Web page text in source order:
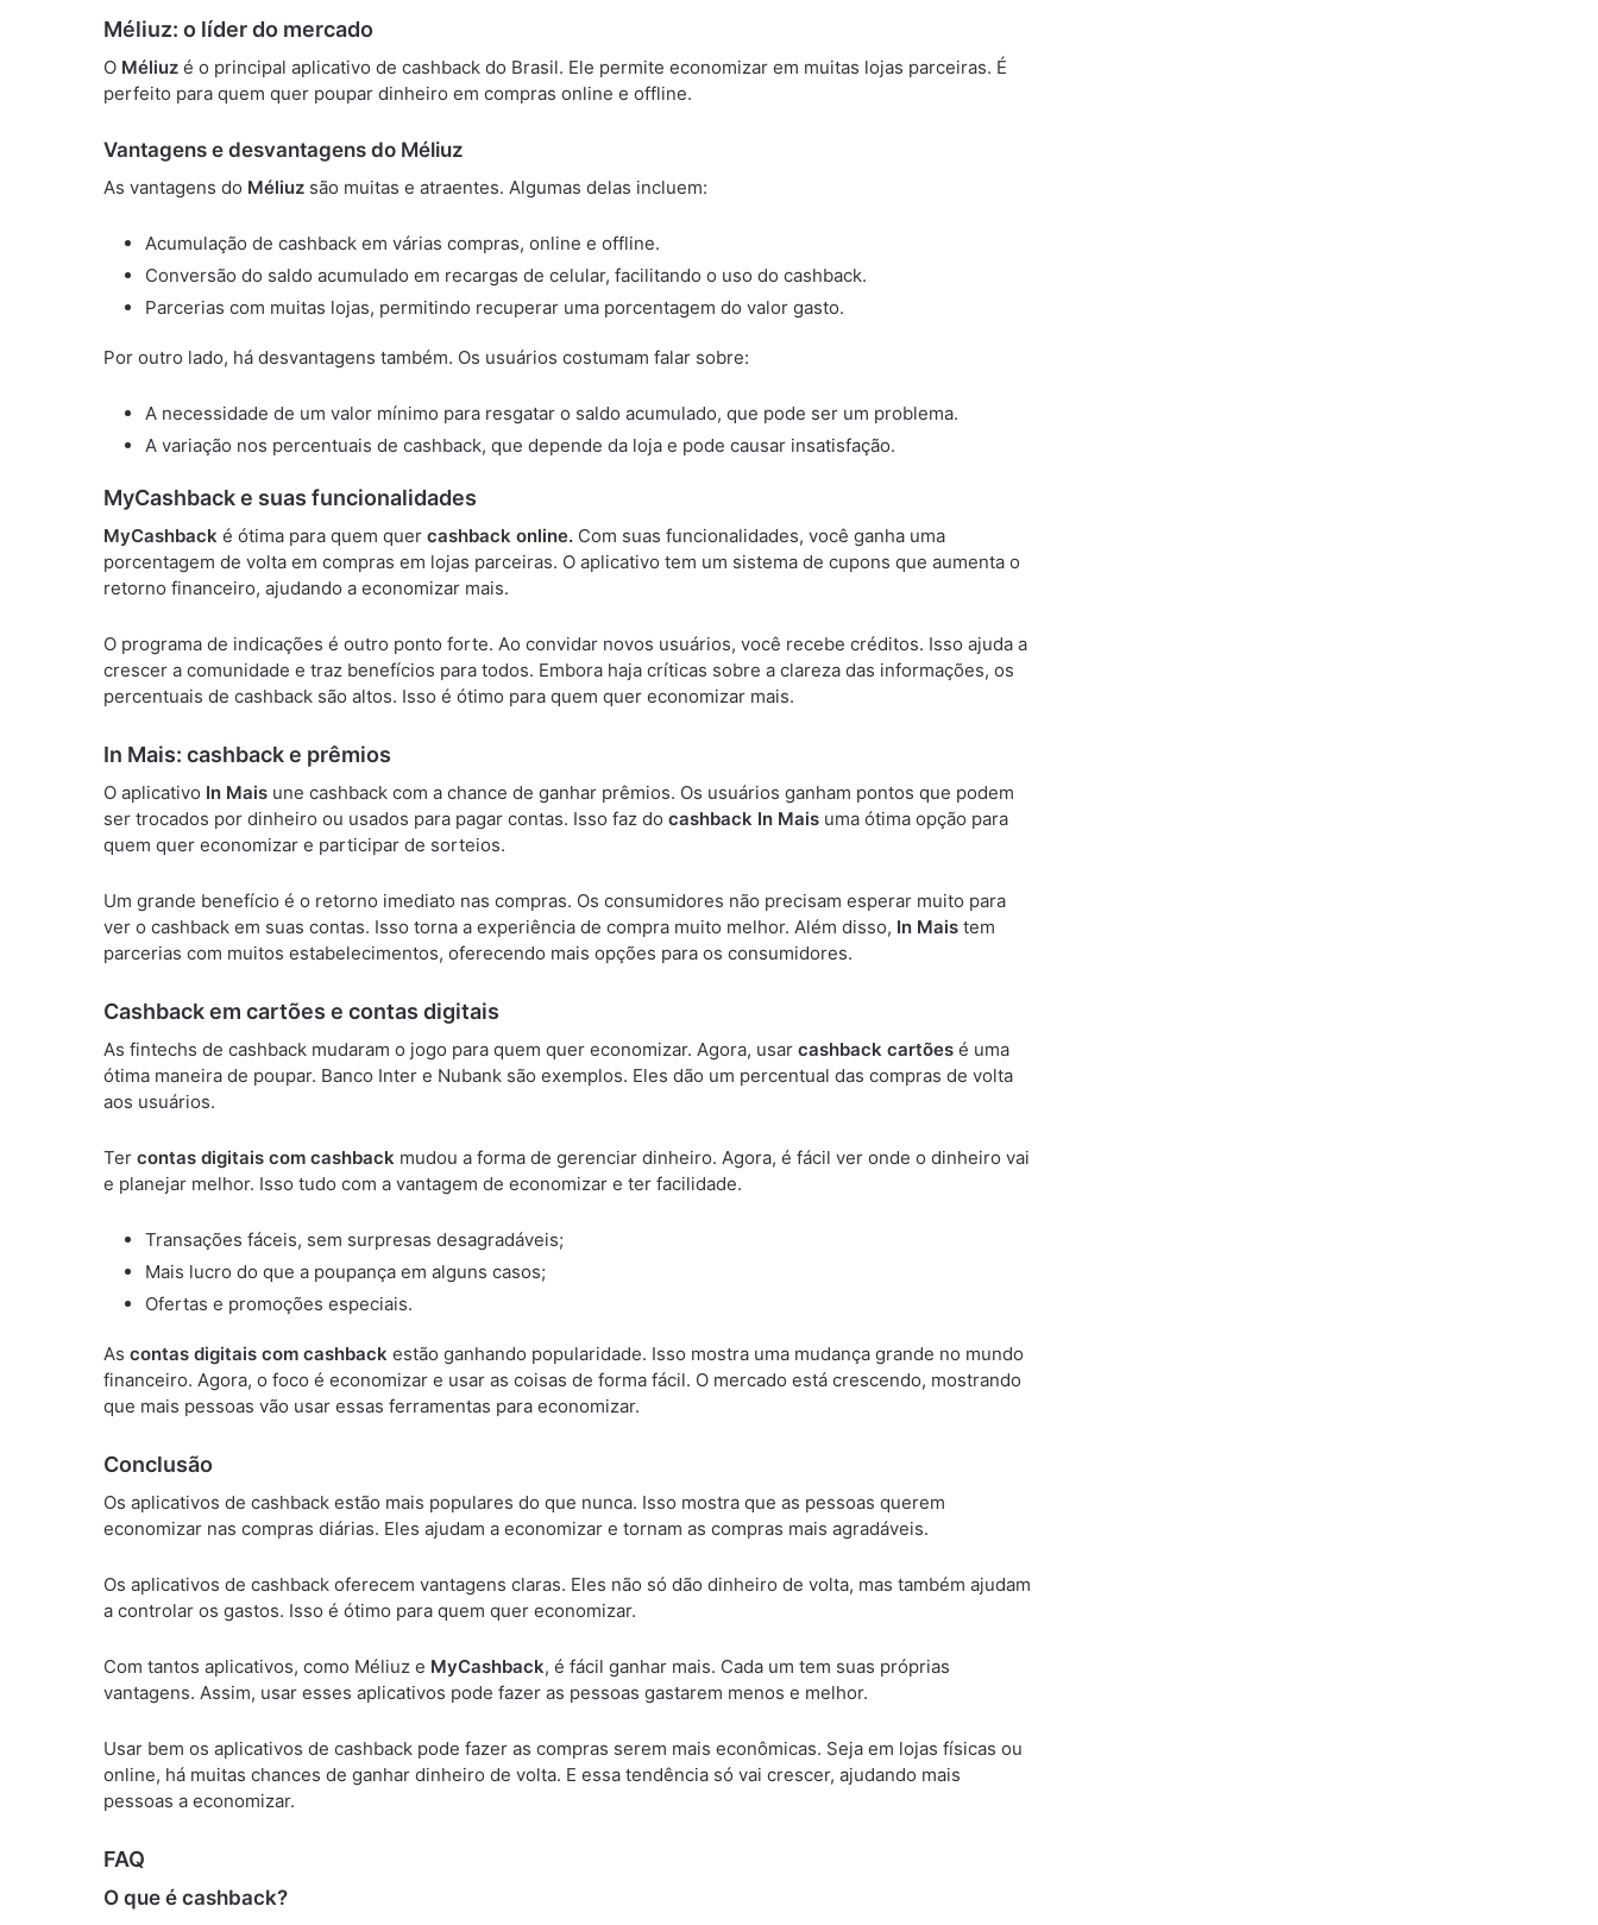
Méliuz: o líder do mercado
O Méliuz é o principal aplicativo de cashback do Brasil. Ele permite economizar em muitas lojas parceiras. É
perfeito para quem quer poupar dinheiro em compras online e offline.
Vantagens e desvantagens do Méliuz
As vantagens do Méliuz são muitas e atraentes. Algumas delas incluem:
Acumulação de cashback em várias compras, online e offline.
Conversão do saldo acumulado em recargas de celular, facilitando o uso do cashback.
Parcerias com muitas lojas, permitindo recuperar uma porcentagem do valor gasto.
Por outro lado, há desvantagens também. Os usuários costumam falar sobre:
A necessidade de um valor mínimo para resgatar o saldo acumulado, que pode ser um problema.
A variação nos percentuais de cashback, que depende da loja e pode causar insatisfação.
MyCashback e suas funcionalidades
MyCashback é ótima para quem quer cashback online. Com suas funcionalidades, você ganha uma
porcentagem de volta em compras em lojas parceiras. O aplicativo tem um sistema de cupons que aumenta o
retorno financeiro, ajudando a economizar mais.
O programa de indicações é outro ponto forte. Ao convidar novos usuários, você recebe créditos. Isso ajuda a
crescer a comunidade e traz benefícios para todos. Embora haja críticas sobre a clareza das informações, os
percentuais de cashback são altos. Isso é ótimo para quem quer economizar mais.
In Mais: cashback e prêmios
O aplicativo In Mais une cashback com a chance de ganhar prêmios. Os usuários ganham pontos que podem
ser trocados por dinheiro ou usados para pagar contas. Isso faz do cashback In Mais uma ótima opção para
quem quer economizar e participar de sorteios.
Um grande benefício é o retorno imediato nas compras. Os consumidores não precisam esperar muito para
ver o cashback em suas contas. Isso torna a experiência de compra muito melhor. Além disso, In Mais tem
parcerias com muitos estabelecimentos, oferecendo mais opções para os consumidores.
Cashback em cartões e contas digitais
As fintechs de cashback mudaram o jogo para quem quer economizar. Agora, usar cashback cartões é uma
ótima maneira de poupar. Banco Inter e Nubank são exemplos. Eles dão um percentual das compras de volta
aos usuários.
Ter contas digitais com cashback mudou a forma de gerenciar dinheiro. Agora, é fácil ver onde o dinheiro vai
e planejar melhor. Isso tudo com a vantagem de economizar e ter facilidade.
Transações fáceis, sem surpresas desagradáveis;
Mais lucro do que a poupança em alguns casos;
Ofertas e promoções especiais.
As contas digitais com cashback estão ganhando popularidade. Isso mostra uma mudança grande no mundo
financeiro. Agora, o foco é economizar e usar as coisas de forma fácil. O mercado está crescendo, mostrando
que mais pessoas vão usar essas ferramentas para economizar.
Conclusão
Os aplicativos de cashback estão mais populares do que nunca. Isso mostra que as pessoas querem
economizar nas compras diárias. Eles ajudam a economizar e tornam as compras mais agradáveis.
Os aplicativos de cashback oferecem vantagens claras. Eles não só dão dinheiro de volta, mas também ajudam
a controlar os gastos. Isso é ótimo para quem quer economizar.
Com tantos aplicativos, como Méliuz e MyCashback, é fácil ganhar mais. Cada um tem suas próprias
vantagens. Assim, usar esses aplicativos pode fazer as pessoas gastarem menos e melhor.
Usar bem os aplicativos de cashback pode fazer as compras serem mais econômicas. Seja em lojas físicas ou
online, há muitas chances de ganhar dinheiro de volta. E essa tendência só vai crescer, ajudando mais
pessoas a economizar.
FAQ
O que é cashback?